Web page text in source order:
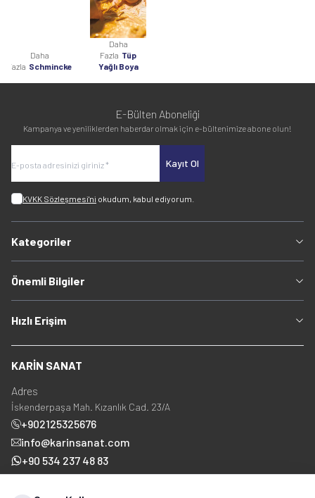
Daha
Fazla Schmincke
Daha
Fazla Tüp
Yağlı Boya
E-Bülten Aboneliği
Kampanya ve yeniliklerden haberdar olmak için e-bültenimize abone olun!
Kayıt Ol
KVKK Sözleşmesi'ni okudum, kabul ediyorum.
Kategoriler
Önemli Bilgiler
Hızlı Erişim
KARİN SANAT
Adres
İskenderpaşa Mah. Kızanlık Cad. 23/A
+902125325676
info@karinsanat.com
+90 534 237 48 83